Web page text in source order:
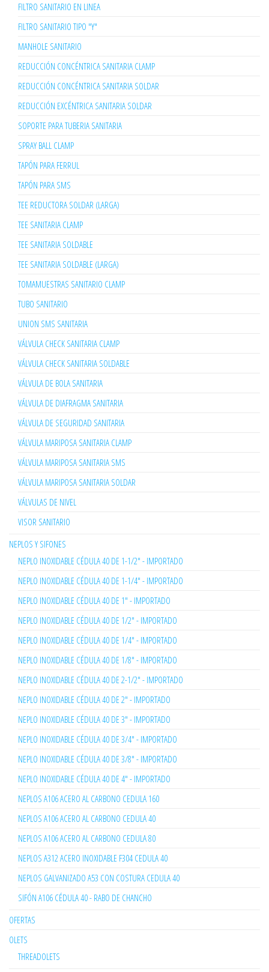
FILTRO SANITARIO EN LINEA
FILTRO SANITARIO TIPO "Y"
MANHOLE SANITARIO
REDUCCIÓN CONCÉNTRICA SANITARIA CLAMP
REDUCCIÓN CONCÉNTRICA SANITARIA SOLDAR
REDUCCIÓN EXCÉNTRICA SANITARIA SOLDAR
SOPORTE PARA TUBERIA SANITARIA
SPRAY BALL CLAMP
TAPÓN PARA FERRUL
TAPÓN PARA SMS
TEE REDUCTORA SOLDAR (LARGA)
TEE SANITARIA CLAMP
TEE SANITARIA SOLDABLE
TEE SANITARIA SOLDABLE (LARGA)
TOMAMUESTRAS SANITARIO CLAMP
TUBO SANITARIO
UNION SMS SANITARIA
VÁLVULA CHECK SANITARIA CLAMP
VÁLVULA CHECK SANITARIA SOLDABLE
VÁLVULA DE BOLA SANITARIA
VÁLVULA DE DIAFRAGMA SANITARIA
VÁLVULA DE SEGURIDAD SANITARIA
VÁLVULA MARIPOSA SANITARIA CLAMP
VÁLVULA MARIPOSA SANITARIA SMS
VÁLVULA MARIPOSA SANITARIA SOLDAR
VÁLVULAS DE NIVEL
VISOR SANITARIO
NEPLOS Y SIFONES
NEPLO INOXIDABLE CÉDULA 40 DE 1-1/2" - IMPORTADO
NEPLO INOXIDABLE CÉDULA 40 DE 1-1/4" - IMPORTADO
NEPLO INOXIDABLE CÉDULA 40 DE 1" - IMPORTADO
NEPLO INOXIDABLE CÉDULA 40 DE 1/2" - IMPORTADO
NEPLO INOXIDABLE CÉDULA 40 DE 1/4" - IMPORTADO
NEPLO INOXIDABLE CÉDULA 40 DE 1/8" - IMPORTADO
NEPLO INOXIDABLE CÉDULA 40 DE 2-1/2" - IMPORTADO
NEPLO INOXIDABLE CÉDULA 40 DE 2" - IMPORTADO
NEPLO INOXIDABLE CÉDULA 40 DE 3" - IMPORTADO
NEPLO INOXIDABLE CÉDULA 40 DE 3/4" - IMPORTADO
NEPLO INOXIDABLE CÉDULA 40 DE 3/8" - IMPORTADO
NEPLO INOXIDABLE CÉDULA 40 DE 4" - IMPORTADO
NEPLOS A106 ACERO AL CARBONO CEDULA 160
NEPLOS A106 ACERO AL CARBONO CEDULA 40
NEPLOS A106 ACERO AL CARBONO CEDULA 80
NEPLOS A312 ACERO INOXIDABLE F304 CEDULA 40
NEPLOS GALVANIZADO A53 CON COSTURA CEDULA 40
SIFÓN A106 CÉDULA 40 - RABO DE CHANCHO
OFERTAS
OLETS
THREADOLETS